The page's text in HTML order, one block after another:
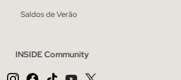
Saldos de Verão
INSIDE Community